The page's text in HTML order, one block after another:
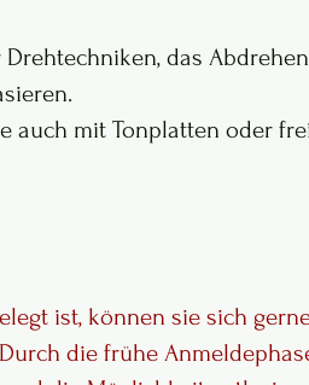
das
auch mit Tonplatten oder
ist, können sie sich
die frühe